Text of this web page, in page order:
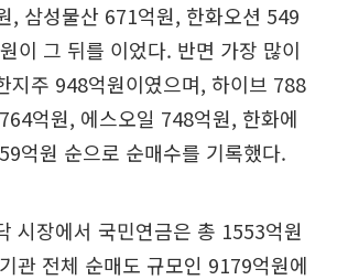
, 삼성물산 671억원, 한화오션 549
이 그 뒤를 이었다. 반면 가장 많이
지주 948억원이였으며, 하이브 788
억원, 에스오일 748억원, 한화에
억원 순으로 순매수를 기록했다.
시장에서 국민연금은 총 1553억원
관 전체 순매도 규모인 9179억원에